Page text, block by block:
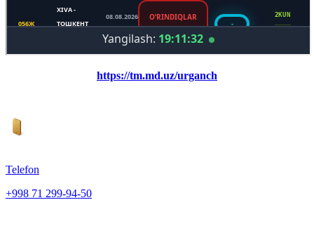
https://tm.md.uz/urganch
Telefon
+998 71 299-94-50